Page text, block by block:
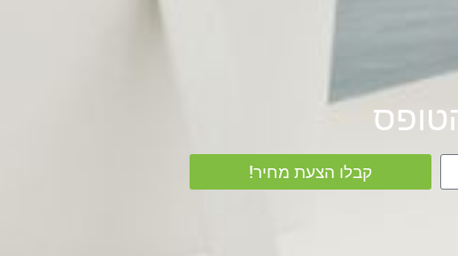
קבלו הצעת מחיר!